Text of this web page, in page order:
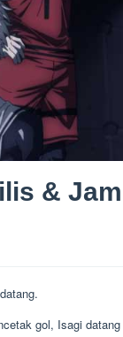
& Jam
gol, Isagi datang